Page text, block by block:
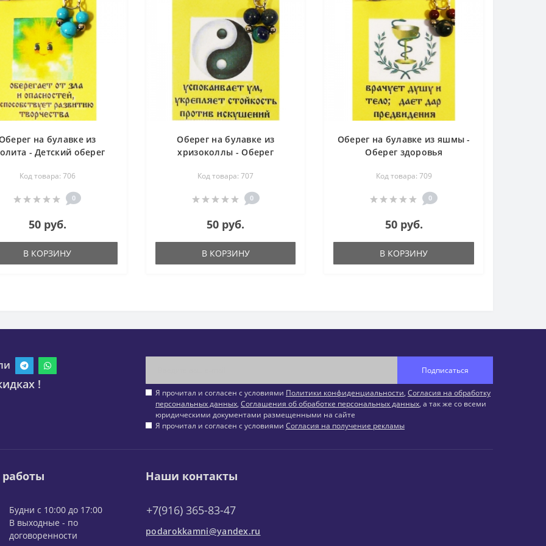
на булавке из
- Детский оберег
Код товара: 706
0
50 руб.
В КОРЗИНУ
Оберег на булавке из
хризоколлы - Оберег
Код товара: 707
0
50 руб.
В КОРЗИНУ
Оберег на булавке из яшмы -
Оберег здоровья
Код товара: 709
0
50 руб.
В КОРЗИНУ
!
Подписаться
Я прочитал и согласен с условиями Политики конфиденциальности, Согласия на обработку
персональных данных, Соглашения об обработке персональных данных, а так же со всеми
юридическими документами размещенными на сайте
Я прочитал и согласен с условиями Согласия на получение рекламы
Будни с 10:00 до 17:00
В выходные - по
договоренности
Наши контакты
+7(916) 365-83-47
podarokkamni@yandex.ru